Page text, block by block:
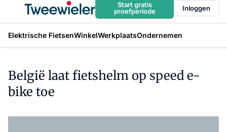
Start gratis
proefperiode
Inloggen
Elektrische FietsenWinkelWerkplaatsOndernemen
België laat fietshelm op speed e-
bike toe